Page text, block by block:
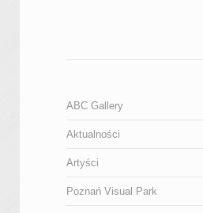
ABC Gallery
Aktualności
Artyści
Poznań Visual Park